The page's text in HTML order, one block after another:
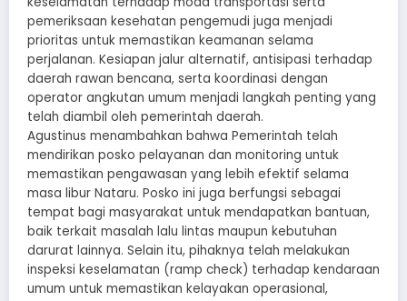
pemeriksaan kesehatan pengemudi juga menjadi
prioritas untuk memastikan keamanan selama
perjalanan. Kesiapan jalur alternatif, antisipasi terhadap
daerah rawan bencana, serta koordinasi dengan
operator angkutan umum menjadi langkah penting yang
telah diambil oleh pemerintah daerah.
Agustinus menambahkan bahwa Pemerintah telah
mendirikan posko pelayanan dan monitoring untuk
memastikan pengawasan yang lebih efektif selama
masa libur Nataru. Posko ini juga berfungsi sebagai
tempat bagi masyarakat untuk mendapatkan bantuan,
baik terkait masalah lalu lintas maupun kebutuhan
darurat lainnya. Selain itu, pihaknya telah melakukan
inspeksi keselamatan (ramp check) terhadap kendaraan
umum untuk memastikan kelayakan operasional,